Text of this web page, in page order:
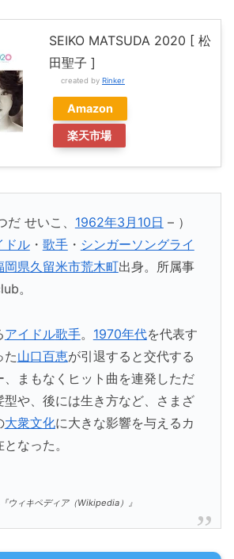
SEIKO MATSUDA 2020 [ 松
田聖子 ]
created by Rinker
Amazon
楽天市場
だ せいこ、 1962年3月10日 – ）
ドル・ 歌手・ シンガーソングライ
岡県久留米市荒木町出身。所属事
。
アイドル歌手。 1970年代を代表す
た山口百恵が引退すると交代する
、まもなくヒット曲を連発しただ
型や、後には生き方など、さまざ
大衆文化に大きな影響を与えるカ
なった。
ウィキペディア（Wikipedia）』